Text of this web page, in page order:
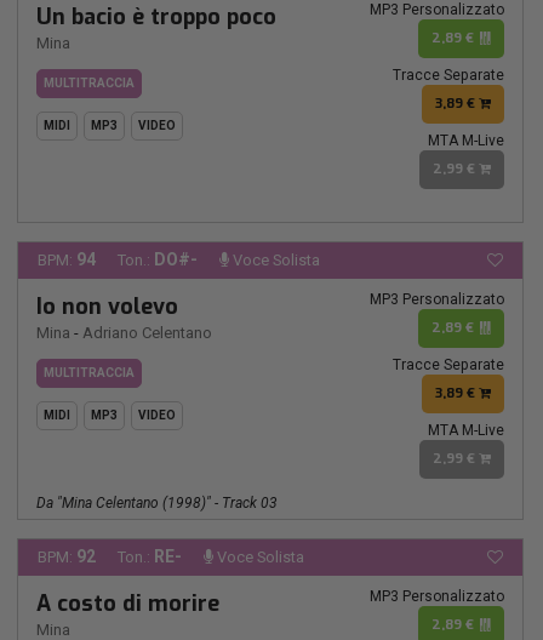
Un bacio è troppo poco
Mina
MULTITRACCIA
MIDI MP3 VIDEO
MP3 Personalizzato
2,89 €
Tracce Separate
3,89 €
MTA M-Live
2,99 €
BPM: 94 Ton.: DO#- Voce Solista
Io non volevo
Mina - Adriano Celentano
MULTITRACCIA
MIDI MP3 VIDEO
MP3 Personalizzato
2,89 €
Tracce Separate
3,89 €
MTA M-Live
2,99 €
Da "Mina Celentano (1998)" - Track 03
BPM: 92 Ton.: RE- Voce Solista
A costo di morire
Mina
MP3 Personalizzato
2,89 €